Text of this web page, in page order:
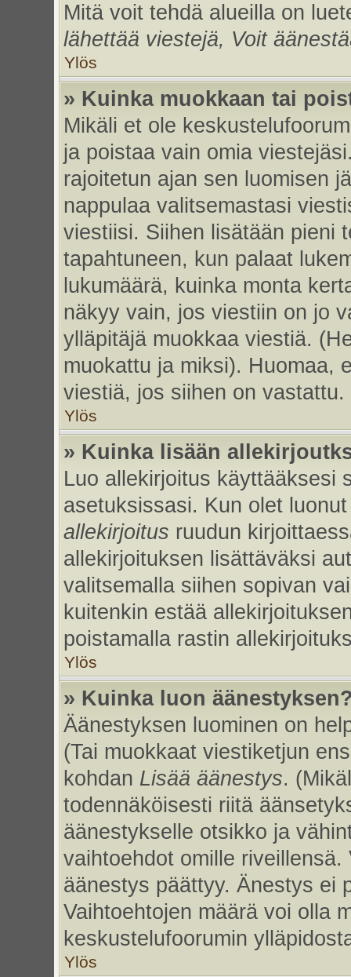
Mitä voit tehdä alueilla on
lähettää viestejä, Voit
Ylös
» Kuinka muokkaan tai
Mikäli et ole
ja poistaa vain omia
rajoitetun ajan sen luomisen
nappulaa valitsemastasi
viestiisi. Siihen lisätään pieni
tapahtuneen, kun palaat
lukumäärä, kuinka monta
näkyy vain, jos viestiin on jo
ylläpitäjä muokkaa viestiä.
muokattu ja miksi). Huomaa,
viestiä, jos siihen on vastattu.
Ylös
» Kuinka lisään
Luo allekirjoitus käyttääksesi
asetuksissasi. Kun olet
allekirjoitus ruudun
allekirjoituksen lisättäväksi
valitsemalla siihen sopivan
kuitenkin estää
poistamalla rastin
Ylös
» Kuinka luon
Äänestyksen luominen on
(Tai muokkaat viestiketjun
kohdan Lisää äänestys.
todennäköisesti riitä
äänestykselle otsikko ja
vaihtoehdot omille
äänestys päättyy. Änestys ei
Vaihtoehtojen määrä voi olla
keskustelufoorumin
Ylös